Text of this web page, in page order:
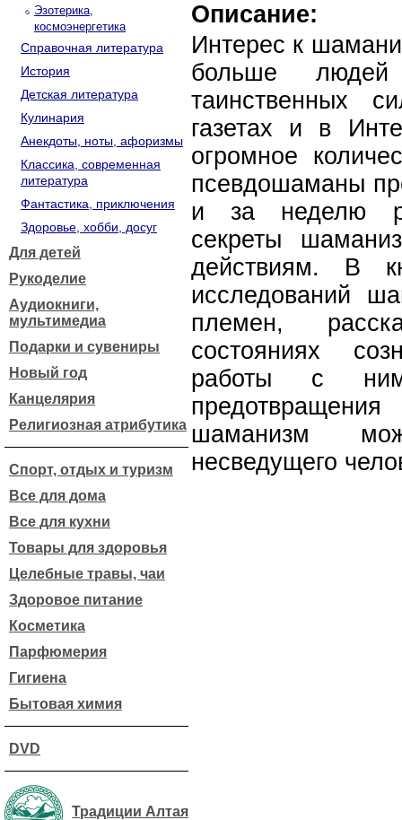
Эзотерика,
космоэнергетика
Справочная литература
История
Детская литература
Кулинария
Анекдоты, ноты, афоризмы
Классика, современная
литература
Фантастика, приключения
Здоровье, хобби, досуг
Для детей
Рукоделие
Аудиокниги,
мультимедиа
Подарки и сувениры
Новый год
Канцелярия
Религиозная атрибутика
Спорт, отдых и туризм
Все для дома
Все для кухни
Товары для здоровья
Целебные травы, чаи
Здоровое питание
Косметика
Парфюмерия
Гигиена
Бытовая химия
DVD
Традиции Алтая
Описание:
Интерес к
больше людей
таинственных
газетах и в
огромное
псевдошаманы
и за неделю
секреты
действиям. В
исследований
племен,
состояниях
работы с
шаманизм
несведущего